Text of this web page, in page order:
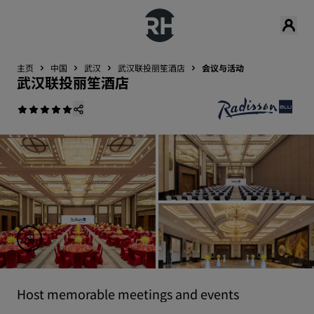
主页 中国 武汉 武汉联投丽笙酒店 会议与活动
武汉联投丽笙酒店
Host memorable meetings and events